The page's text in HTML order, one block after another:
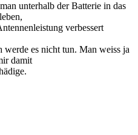
unterhalb der Batterie in das
verbessert
werde es nicht tun. Man weiss ja
damit